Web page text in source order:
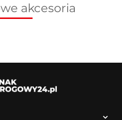
akcesoria